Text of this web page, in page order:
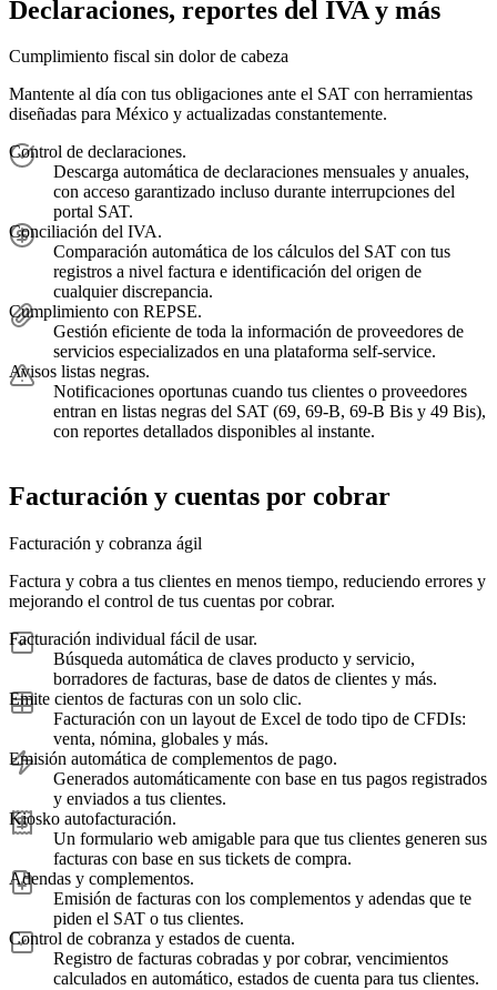
Declaraciones, reportes del IVA y más
Cumplimiento fiscal sin dolor de cabeza
Mantente al día con tus obligaciones ante el SAT con herramientas
diseñadas para México y actualizadas constantemente.
Control de declaraciones.
Descarga automática de declaraciones mensuales y anuales,
con acceso garantizado incluso durante interrupciones del
portal SAT.
Conciliación del IVA.
Comparación automática de los cálculos del SAT con tus
registros a nivel factura e identificación del origen de
cualquier discrepancia.
Cumplimiento con REPSE.
Gestión eficiente de toda la información de proveedores de
servicios especializados en una plataforma self-service.
Avisos listas negras.
Notificaciones oportunas cuando tus clientes o proveedores
entran en listas negras del SAT (69, 69-B, 69-B Bis y 49 Bis),
con reportes detallados disponibles al instante.
Facturación y cuentas por cobrar
Facturación y cobranza ágil
Factura y cobra a tus clientes en menos tiempo, reduciendo errores y
mejorando el control de tus cuentas por cobrar.
Facturación individual fácil de usar.
Búsqueda automática de claves producto y servicio,
borradores de facturas, base de datos de clientes y más.
Emite cientos de facturas con un solo clic.
Facturación con un layout de Excel de todo tipo de CFDIs:
venta, nómina, globales y más.
Emisión automática de complementos de pago.
Generados automáticamente con base en tus pagos registrados
y enviados a tus clientes.
Kiosko autofacturación.
Un formulario web amigable para que tus clientes generen sus
facturas con base en sus tickets de compra.
Adendas y complementos.
Emisión de facturas con los complementos y adendas que te
piden el SAT o tus clientes.
Control de cobranza y estados de cuenta.
Registro de facturas cobradas y por cobrar, vencimientos
calculados en automático, estados de cuenta para tus clientes.